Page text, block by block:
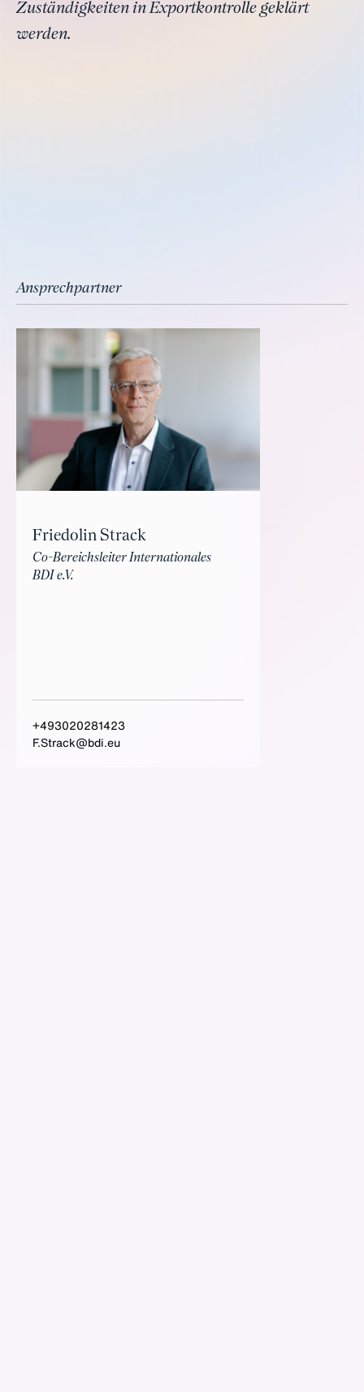
Zuständigkeiten in Exportkontrolle geklärt
werden.
Ansprechpartner
Friedolin Strack
Co-Bereichsleiter Internationales
BDI e.V.
+493020281423
F.Strack@bdi.eu